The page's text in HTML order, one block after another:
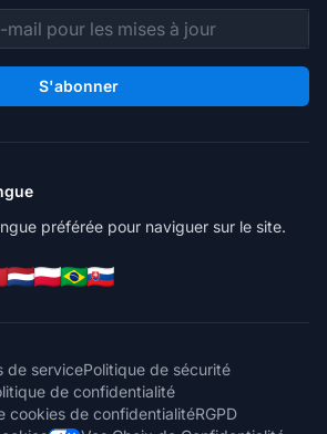
S'abonner
préférée pour naviguer sur le site.
de servicePolitique de sécurité
de confidentialité
cookies de confidentialitéRGPD